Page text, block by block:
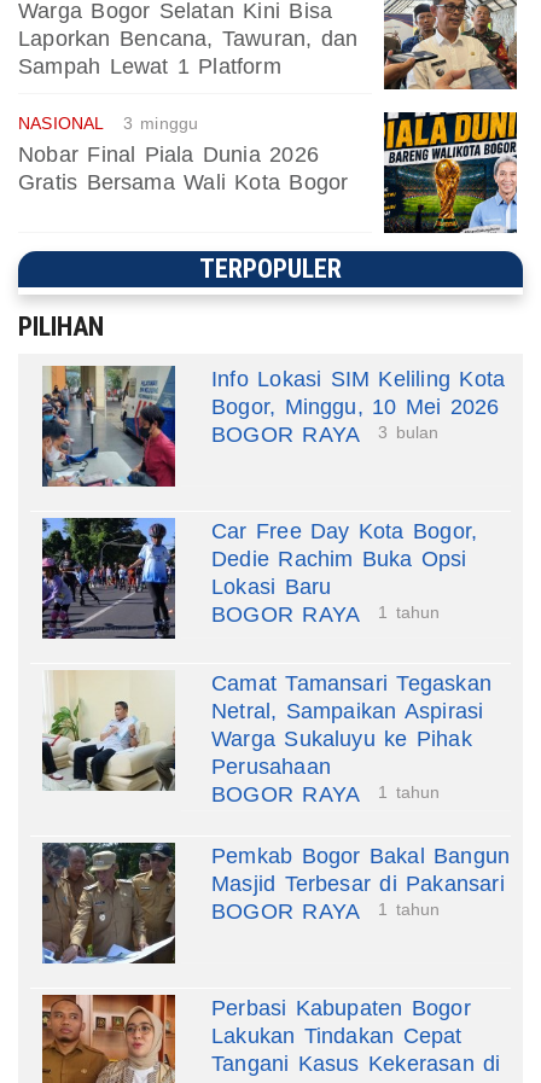
Warga Bogor Selatan Kini Bisa
Laporkan Bencana, Tawuran, dan
Sampah Lewat 1 Platform
NASIONAL 3 minggu
Nobar Final Piala Dunia 2026
Gratis Bersama Wali Kota Bogor
TERPOPULER
PILIHAN
Info Lokasi SIM Keliling Kota
Bogor, Minggu, 10 Mei 2026
BOGOR RAYA
3 bulan
Car Free Day Kota Bogor,
Dedie Rachim Buka Opsi
Lokasi Baru
BOGOR RAYA
1 tahun
Camat Tamansari Tegaskan
Netral, Sampaikan Aspirasi
Warga Sukaluyu ke Pihak
Perusahaan
BOGOR RAYA
1 tahun
Pemkab Bogor Bakal Bangun
Masjid Terbesar di Pakansari
BOGOR RAYA
1 tahun
Perbasi Kabupaten Bogor
Lakukan Tindakan Cepat
Tangani Kasus Kekerasan di